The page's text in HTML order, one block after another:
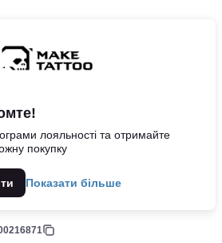
лояльності та отримайте
покупку
Показати більше